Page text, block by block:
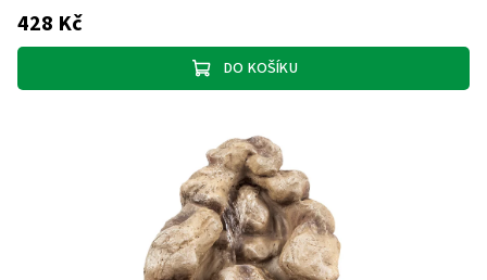
428 Kč
DO KOŠÍKU